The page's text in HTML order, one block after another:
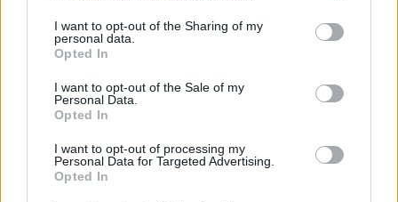
I want to opt-out of the Sharing of my
personal data.
Opted In
I want to opt-out of the Sale of my
Personal Data.
Opted In
I want to opt-out of processing my
Personal Data for Targeted Advertising.
Opted In
siamo in prima fascia come in passato»
8 Set 2021